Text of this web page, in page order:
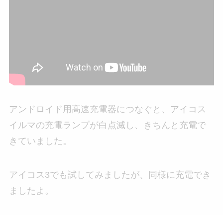
アンドロイド用高速充電器につなぐと、アイコス
イルマの充電ランプが白点滅し、きちんと充電で
きていました。
アイコス3でも試してみましたが、同様に充電でき
ましたよ。